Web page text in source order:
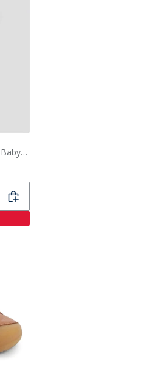
Lil' Atelier Børn Feng Kortærmet Babybody Oxford Tan